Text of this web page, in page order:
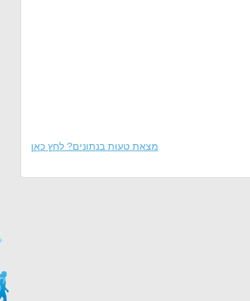
מצאת טעות בנתונים? לחץ כאן